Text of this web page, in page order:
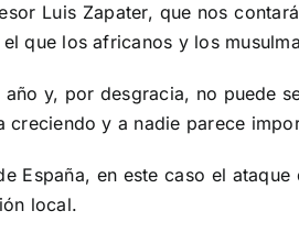
Luis Zapater, que nos
que los africanos y los
y, por desgracia, no puede
y a nadie parece
España, en este caso el
local.